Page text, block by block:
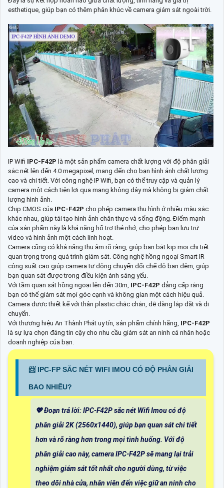
esthetique, giúp bạn có thêm phân khúc về camera giám sát ngoài trời.
IP Wifi IPC-F42P là một sản phẩm camera chất lượng với độ phân giải
sắc nét lên đến 4.0 megapixel, mang đến cho bạn hình ảnh chất lượng
cao và chi tiết. Với công nghệ IP Wifi, bạn có thể truy cập và quản lý
camera một cách tiện lợi qua mạng không dây mà không bị giảm chất
lượng hình ảnh.
Chip CMOS của IPC-F42P cho phép camera thu hình ở nhiều màu sắc
khác nhau, giúp tái tạo hình ảnh chân thực và sống động. Điểm mạnh
của sản phẩm này là khả năng hổ trợ thẻ nhớ, cho phép bạn lưu trữ
video và hình ảnh một cách linh hoạt.
Camera cũng có khả năng thu âm rõ ràng, giúp bạn bắt kịp mọi chi tiết
quan trọng trong quá trình giám sát. Công nghệ hồng ngoại Smart IR
công suất cao giúp camera tự động chuyển đổi chế độ ban đêm, giúp
bạn quan sát được trong điều kiện ánh sáng yếu.
Với tầm quan sát hồng ngoại lên đến 30m, IPC-F42P đẳng cấp rằng
bạn có thể giám sát mọi góc cạnh và không gian một cách hiệu quả.
Camera được thiết kế với thân plastic chắc chắn, dễ dàng lắp đặt và di
chuyển.
Với thương hiệu An Thành Phát uy tín, sản phẩm chính hãng, IPC-F42P
là sự lựa chọn đáng tin cậy cho nhu cầu giám sát an ninh cá nhân hoặc
doanh nghiệp của bạn.
📨 IPC-FP SẮC NÉT WIFI IMOU CÓ ĐỘ PHÂN GIẢI
BAO NHIÊU?
💖 Đoạn trả lời: IPC-F42P sắc nét Wifi Imou có độ
phân giải 2K (2560x1440), giúp bạn quan sát chi tiết
hơn và rõ ràng hơn trong mọi tình huống. Với độ
phân giải cao này, camera IPC-F42P sẽ mang lại trải
nghiệm giám sát tốt nhất cho người dùng, từ việc
theo dõi nhà cửa, nhân viên đến việc giữ an ninh cho